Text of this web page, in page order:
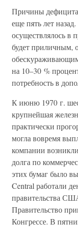
Причины
еще пять лет
осуществлялось в
будет приличным,
на 10–30 %
потребность в
К июню 1970 г.
крупнейшая
практически
могла вовремя
компании
долга по
этих бумаг было
Central работали
правительства
Правительство
Конгрессе. В